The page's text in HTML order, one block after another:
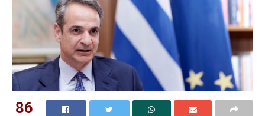
86